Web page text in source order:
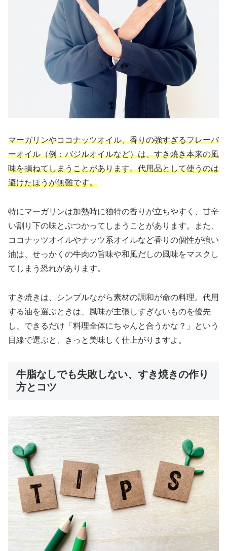
マーガリンやココナッツオイル、香りの強すぎるフレーバ
ーオイル（例：バジルオイルなど）は、すき焼き本来の風
味を損ねてしまうことがあります。代用品として使うのは
避けたほうが無難です。
特にマーガリンは加熱時に独特の香りが立ちやすく、甘辛
い割り下の味とぶつかってしまうことがあります。また、
ココナッツオイルやナッツ系オイルなど香りの個性が強い
油は、せっかくの牛肉の旨味や和風だしの風味をマスクし
てしまう恐れがあります。
すき焼きは、シンプルながら素材の調和が命の料理。代用
する油を選ぶときは、風味が主張しすぎないものを優先
し、できるだけ「料理全体にちゃんと合うかな？」という
目線で選ぶと、きっと美味しく仕上がりますよ。
牛脂なしでも失敗しない、すき焼きの作り
方とコツ